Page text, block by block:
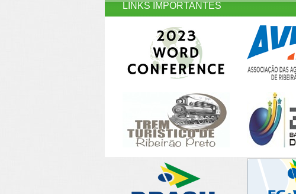
LINKS IMPORTANTES